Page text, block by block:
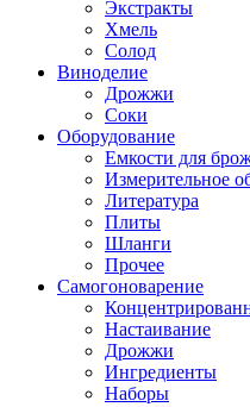
Экстракты
Хмель
Солод
Виноделие
Дрожжи
Соки
Оборудование
Емкости для
Измерительное
Литература
Плиты
Шланги
Прочее
Самогоноварение
Настаивание
Дрожжи
Ингредиенты
Наборы